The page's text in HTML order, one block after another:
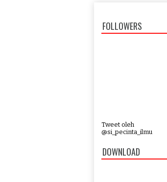
FOLLOWERS
Tweet oleh
@si_pecinta_ilmu
DOWNLOAD